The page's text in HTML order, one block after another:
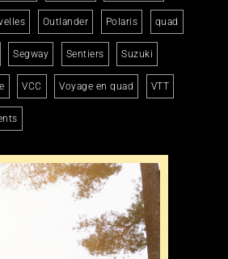
Outlander Polaris quad
Segway Sentiers Suzuki
VCC Voyage en quad VTT